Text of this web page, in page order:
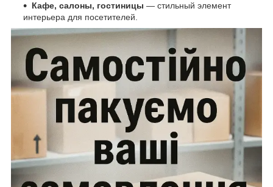
Кафе, салоны, гостиницы — стильный элемент
интерьера для посетителей.